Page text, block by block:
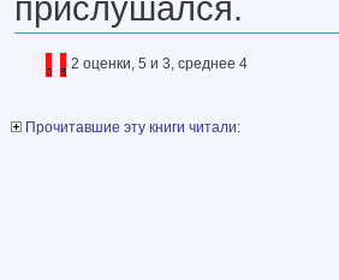
2 оценки, 5 и 3, среднее 4
Прочитавшие эту книги читали: